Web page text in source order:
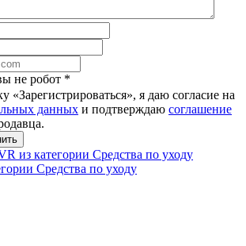
не робот *
«Зарегистрироваться», я даю согласие на
данных и подтверждаю соглашение
из категории Средства по уходу
Средства по уходу